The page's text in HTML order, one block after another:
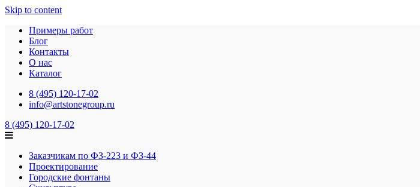
Skip to content
Примеры работ
Блог
Контакты
О нас
Каталог
8 (495) 120-17-02
info@artstonegroup.ru
8 (495) 120-17-02
Заказчикам по ФЗ-223 и ФЗ-44
Проектирование
Городские фонтаны